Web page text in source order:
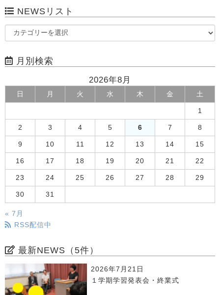
NEWSリスト
月別検索
2026年8月
日 月 火 水 木 金 土
1
2 3 4 5 6 7 8
9 10 11 12 13 14 15
16 17 18 19 20 21 22
23 24 25 26 27 28 29
30 31
« 7月
RSS配信中
最新NEWS（5件）
2026年7月21日
１学期学習発表会・終業式